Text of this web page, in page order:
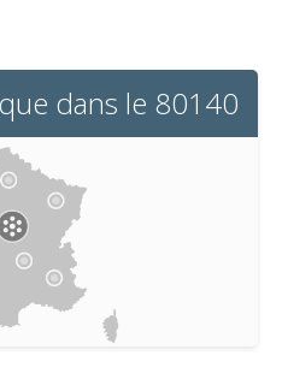
dans le 80140